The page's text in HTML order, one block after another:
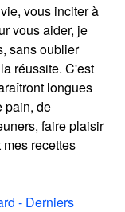
vous inciter à
vous aider, je
sans oublier
réussite. C'est
longues
pain, de
faire plaisir
recettes
- Derniers